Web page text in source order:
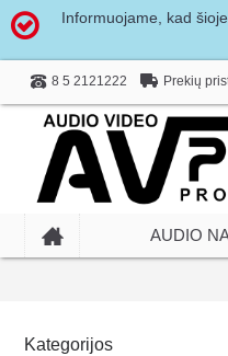
Informuojame, kad
8 5 2121222 Prekių
AUDIO
Kategorijos